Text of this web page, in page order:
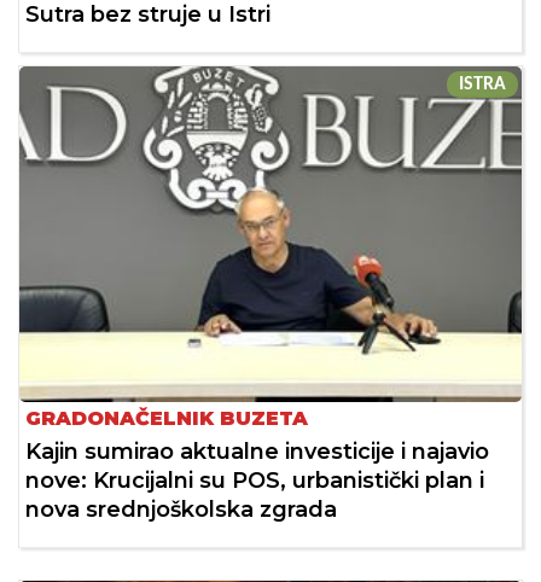
Sutra bez struje u Istri
ISTRA
GRADONAČELNIK BUZETA
Kajin sumirao aktualne investicije i najavio
nove: Krucijalni su POS, urbanistički plan i
nova srednjoškolska zgrada